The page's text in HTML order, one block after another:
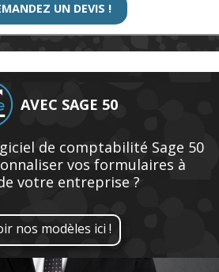
UN DEVIS !
AVEC SAGE 50
de comptabilité Sage 50
vos formulaires à
votre entreprise ?
nos modèles ici !